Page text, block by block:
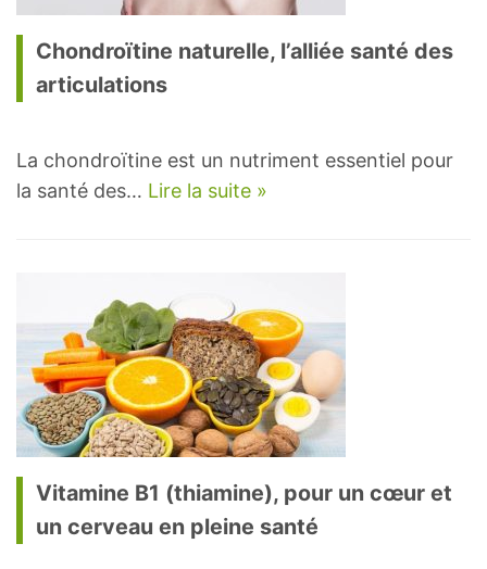
Chondroïtine naturelle, l’alliée santé des
articulations
La chondroïtine est un nutriment essentiel pour
la santé des… Lire la suite »
Vitamine B1 (thiamine), pour un cœur et
un cerveau en pleine santé